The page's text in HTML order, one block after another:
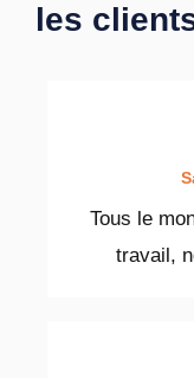
les
Tous le
travail,